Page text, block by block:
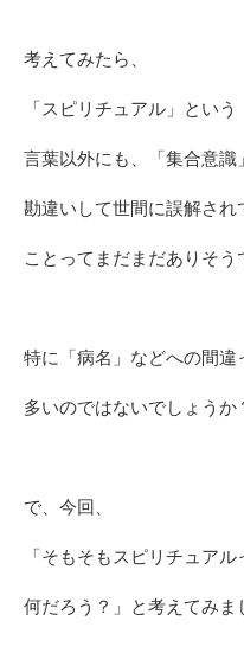
考えてみたら、
「スピリチュアル」という
言葉以外にも、「集合意識
勘違いして世間に誤解され
ことってまだまだありそう
特に「病名」などへの間違
多いのではないでしょうか
で、今回、
「そもそもスピリチュアル
何だろう？」と考えてみま